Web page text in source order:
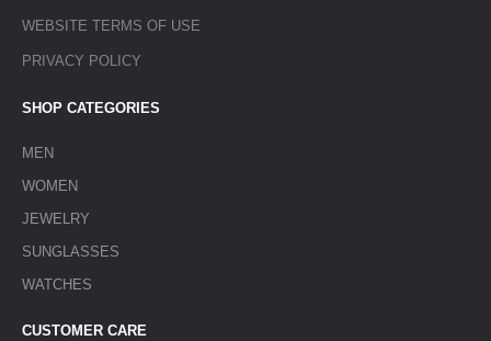
WEBSITE TERMS OF USE
PRIVACY POLICY
SHOP CATEGORIES
MEN
WOMEN
JEWELRY
SUNGLASSES
WATCHES
CUSTOMER CARE